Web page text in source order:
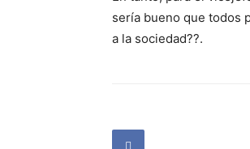
sería bueno que todos
a la sociedad??.